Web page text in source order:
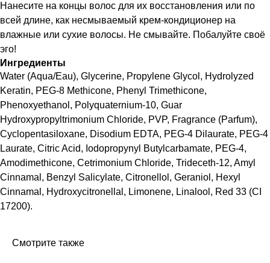
Нанесите на концы волос для их восстановления или по
всей длине, как несмываемый крем-кондиционер на
влажные или сухие волосы. Не смывайте. Побалуйте своё
эго!
Ингредиенты
Water (Aqua/Eau), Glycerine, Propylene Glycol, Hydrolyzed
Keratin, PEG-8 Methicone, Phenyl Trimethicone,
Phenoxyethanol, Polyquaternium-10, Guar
Hydroxypropyltrimonium Chloride, PVP, Fragrance (Parfum),
Cyclopentasiloxane, Disodium EDTA, PEG-4 Dilaurate, PEG-4
Laurate, Citric Acid, Iodopropynyl Butylcarbamate, PEG-4,
Amodimethicone, Cetrimonium Chloride, Trideceth-12, Amyl
Cinnamal, Benzyl Salicylate, Citronellol, Geraniol, Hexyl
Cinnamal, Hydroxycitronellal, Limonene, Linalool, Red 33 (CI
17200).
Смотрите также